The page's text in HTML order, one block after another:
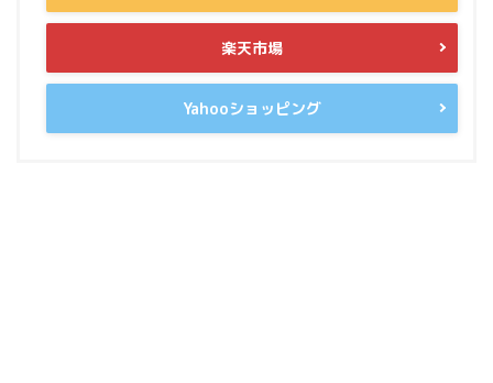
楽天市場
Yahooショッピング